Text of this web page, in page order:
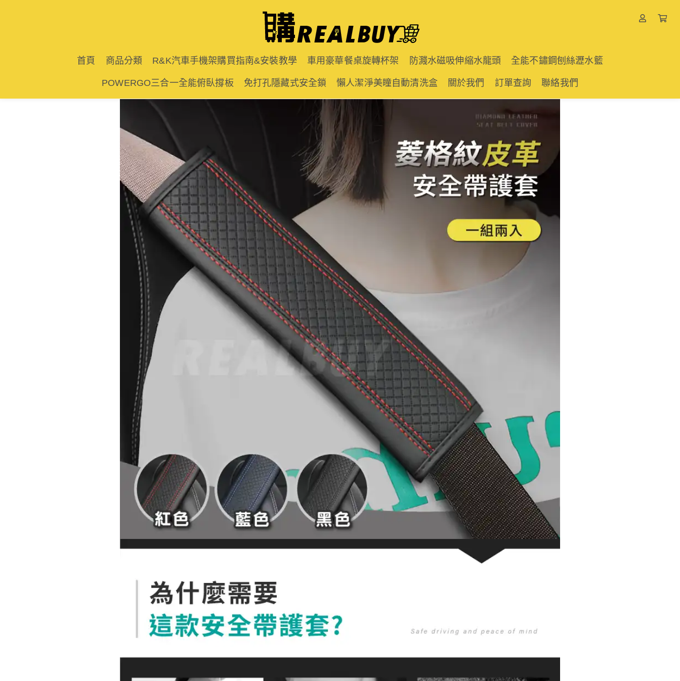
首頁 商品分類 R&K汽車手機架購買指南&安裝教學 車用豪華餐桌旋轉杯架 防濺水磁吸伸縮水龍頭 全能不鏽鋼刨絲瀝水籃
POWERGO三合一全能俯臥撐板 免打孔隱藏式安全鎖 懶人潔淨美瞳自動清洗盒 關於我們 訂單查詢 聯絡我們